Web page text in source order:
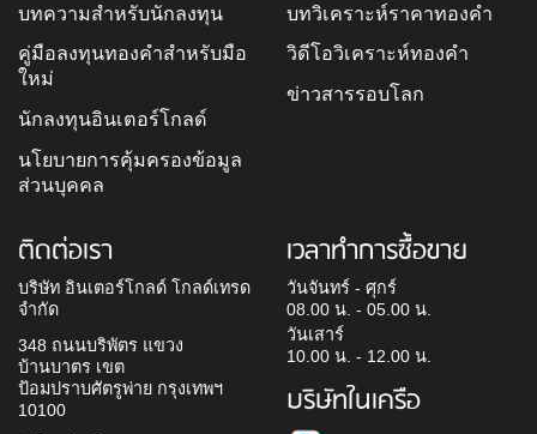
บทความสำหรับนักลงทุน
คู่มือลงทุนทองคำสำหรับมือ
ใหม่
นักลงทุนอินเตอร์โกลด์
นโยบายการคุ้มครองข้อมูล
ส่วนบุคคล
บทวิเคราะห์ราคาทองคำ
วิดีโอวิเคราะห์ทองคำ
ข่าวสารรอบโลก
ติดต่อเรา
บริษัท อินเตอร์โกลด์ โกลด์เทรด
จำกัด
348 ถนนบริพัตร แขวง
บ้านบาตร เขต
ป้อมปราบศัตรูพ่าย กรุงเทพฯ
10100
เวลาทำการซื้อขาย
วันจันทร์ - ศุกร์
08.00 น. - 05.00 น.
วันเสาร์
10.00 น. - 12.00 น.
บริษัทในเครือ